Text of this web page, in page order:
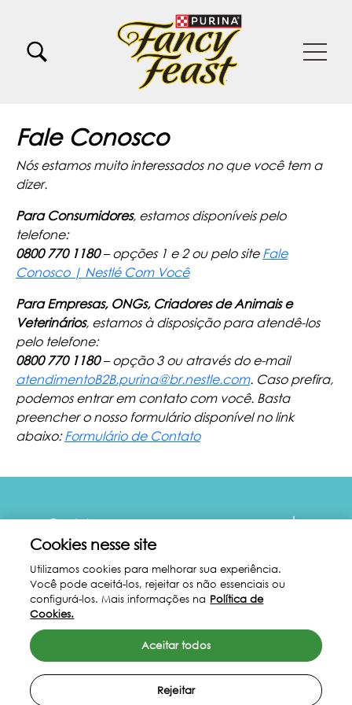
Menu Secundario Fancy feast
Menu Principal Fancy Feast
Fale Conosco
Nós estamos muito interessados no que você tem a
dizer.
Para Consumidores, estamos disponíveis pelo
telefone:
0800 770 1180– opções 1 e 2 ou pelo siteFale
Conosco | Nestlé Com Você
Para Empresas, ONGs, Criadores de Animais e
Veterinários, estamos à disposição para atendê-los
pelo telefone:
0800 770 1180– opção 3 ou através do e-mail
atendimentoB2B.purina@br.nestle.com. Caso prefira,
podemos entrar em contato com você. Basta
preencher o nosso formulário disponível no link
abaixo:Formulário de Contato
Produtos
Comprometido com o Planeta
Legal
Cookies nesse site
Utilizamos cookies para melhorar sua experiência.
Você pode aceitá-los, rejeitar os não essenciais ou
configurá-los. Mais informações na Política de
Cookies.
Rejeitar
Aceitar todos